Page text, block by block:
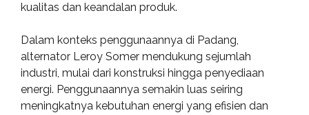
kualitas dan keandalan produk.
Dalam konteks penggunaannya di Padang,
alternator Leroy Somer mendukung sejumlah
industri, mulai dari konstruksi hingga penyediaan
energi. Penggunaannya semakin luas seiring
meningkatnya kebutuhan energi yang efisien dan